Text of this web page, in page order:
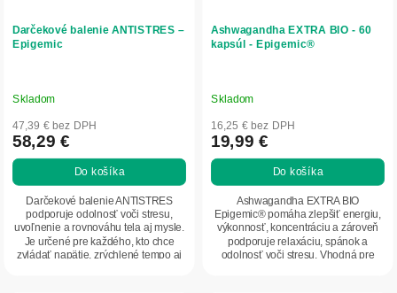
Darčekové balenie ANTISTRES –
Epigemic
Skladom
47,39 € bez DPH
58,29 €
Do košíka
Darčekové balenie ANTISTRES
podporuje odolnosť voči stresu,
uvoľnenie a rovnováhu tela aj mysle.
Je určené pre každého, kto chce
zvládať napätie, zrýchlené tempo aj
Ashwagandha EXTRA BIO - 60
kapsúl - Epigemic®
Skladom
16,25 € bez DPH
19,99 €
Do košíka
Ashwagandha EXTRA BIO
Epigemic® pomáha zlepšiť energiu,
výkonnosť, koncentráciu a zároveň
podporuje relaxáciu, spánok a
odolnosť voči stresu. Vhodná pre